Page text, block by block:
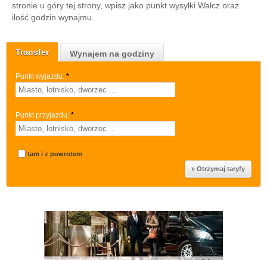
Transfer Wynajem na godziny
Punkt wyjazdu: *
Punkt przyjazdu: *
tam i z powrotem
stronie u góry tej strony, wpisz jako punkt wysyłki Wałcz oraz
ilość godzin wynajmu.